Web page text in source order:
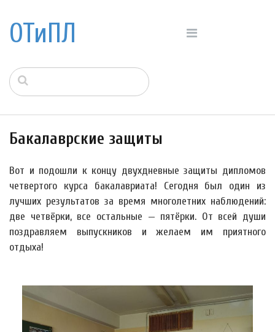
ОТиПЛ
Бакалаврские защиты
Вот и подошли к концу двухдневные защиты дипломов
четвертого курса бакалавриата! Сегодня был один из
лучших результатов за время многолетних наблюдений:
две четвёрки, все остальные — пятёрки. От всей души
поздравляем выпускников и желаем им приятного
отдыха!